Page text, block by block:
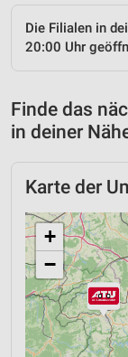
Die Filialen in
20:00 Uhr
Finde das
in deiner
Karte der
+
−